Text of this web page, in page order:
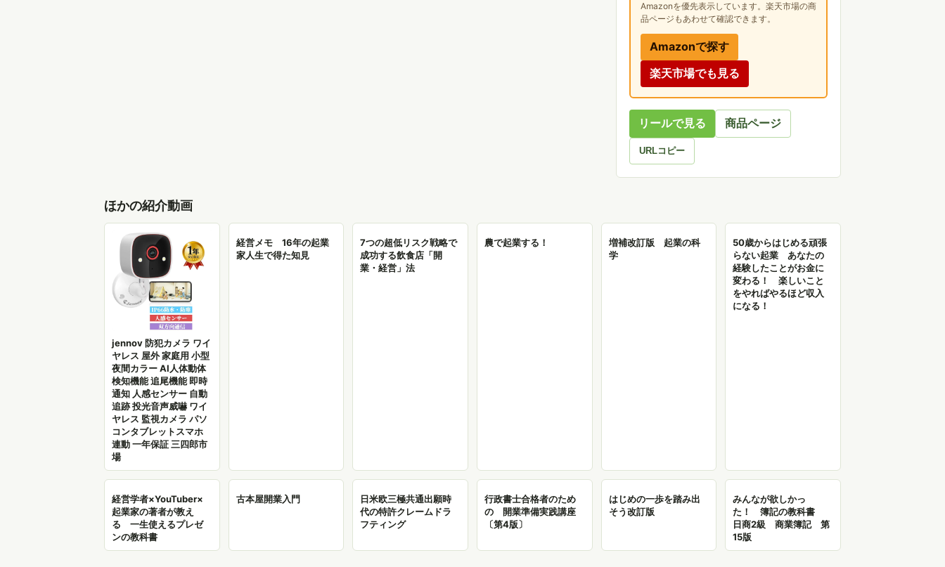
Amazonを優先表示しています。楽天市場の商
品ページもあわせて確認できます。
Amazonで探す
楽天市場でも見る
リールで見る 商品ページ
URLコピー
ほかの紹介動画
jennov 防犯カメラ ワイ
ヤレス 屋外 家庭用 小型
夜間カラー AI人体動体
検知機能 追尾機能 即時
通知 人感センサー 自動
追跡 投光音声威嚇 ワイ
ヤレス 監視カメラ パソ
コンタブレットスマホ
連動 一年保証 三四郎市
場
経営メモ 16年の起業
家人生で得た知見
7つの超低リスク戦略で
成功する飲食店「開
業・経営」法
農で起業する！
増補改訂版 起業の科
学
50歳からはじめる頑張
らない起業 あなたの
経験したことがお金に
変わる！ 楽しいこと
をやればやるほど収入
になる！
経営学者×YouTuber×
起業家の著者が教え
る 一生使えるプレゼ
ンの教科書
古本屋開業入門
日米欧三極共通出願時
代の特許クレームドラ
フティング
行政書士合格者のため
の 開業準備実践講座
〔第4版〕
はじめの一歩を踏み出
そう改訂版
みんなが欲しかっ
た！ 簿記の教科書
日商2級 商業簿記 第
15版